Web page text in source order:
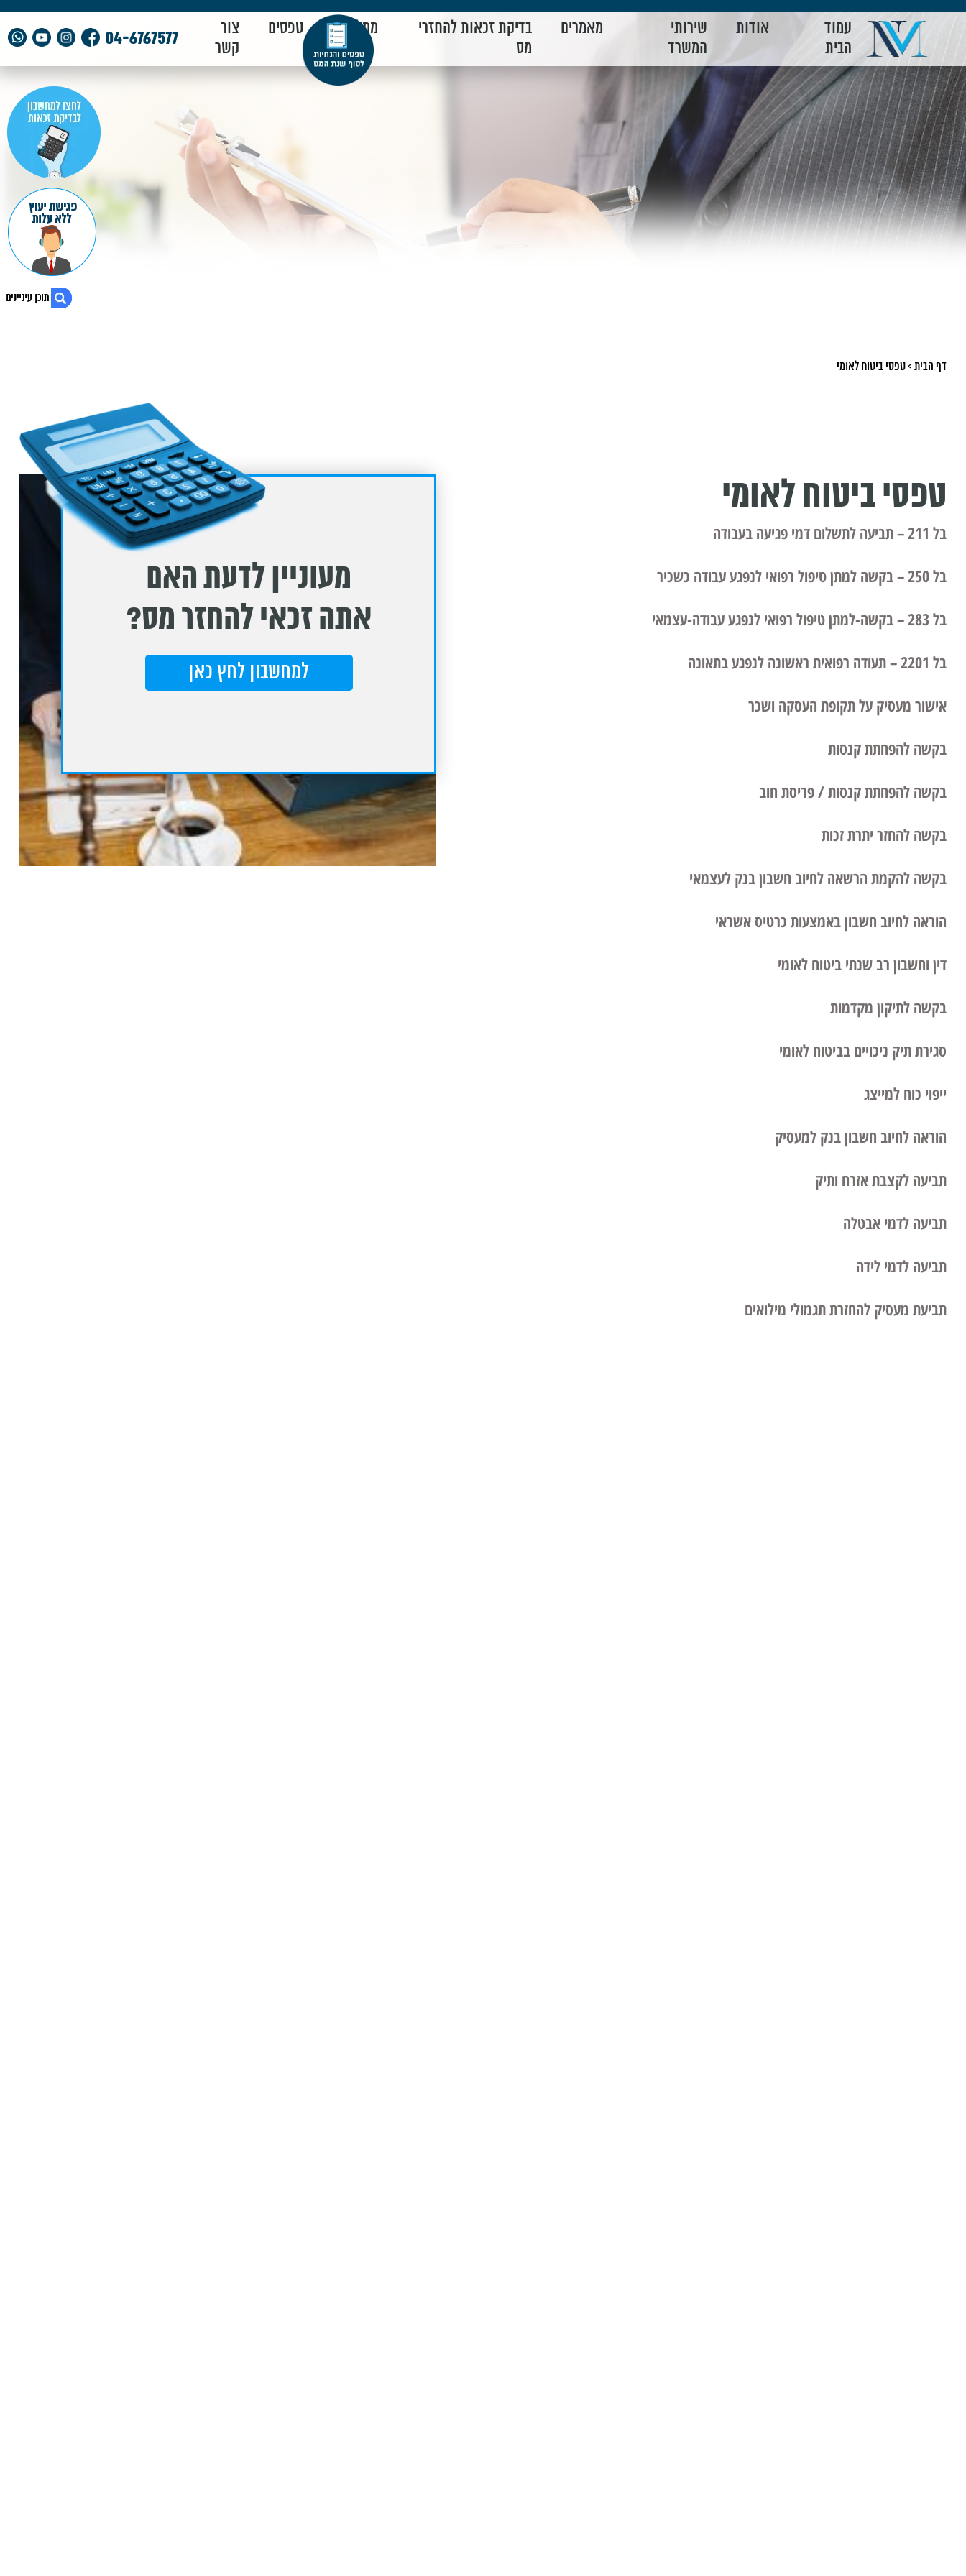
עמוד
הבית
אודות
שירותי
המשרד
מאמרים
בדיקת זכאות להחזרי
מס
ממליצים טפסים
צור
קשר
04-6767577
דף הבית>טפסי ביטוח לאומי
טפסי ביטוח לאומי
בל 211 – תביעה לתשלום דמי פגיעה בעבודה
בל 250 – בקשה למתן טיפול רפואי לנפגע עבודה כשכיר
בל 283 – בקשה-למתן טיפול רפואי לנפגע עבודה-עצמאי
בל 2201 – תעודה רפואית ראשונה לנפגע בתאונה
אישור מעסיק על תקופת העסקה ושכר
בקשה להפחתת קנסות
בקשה להפחתת קנסות / פריסת חוב
בקשה להחזר יתרת זכות
בקשה להקמת הרשאה לחיוב חשבון בנק לעצמאי
הוראה לחיוב חשבון באמצעות כרטיס אשראי
דין וחשבון רב שנתי ביטוח לאומי
בקשה לתיקון מקדמות
סגירת תיק ניכויים בביטוח לאומי
ייפוי כוח למייצג
הוראה לחיוב חשבון בנק למעסיק
תביעה לקצבת אזרח ותיק
תביעה לדמי אבטלה
תביעה לדמי לידה
תביעת מעסיק להחזרת תגמולי מילואים
מעוניין לדעת האם
אתה זכאי להחזר מס?
למחשבון לחץ כאן